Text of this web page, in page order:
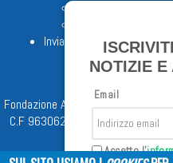
Invia proposta editoriale
Fondazione Apostolicam
C.F 96306220581 - REA
NOTIZIE E
Email
Accetto l'